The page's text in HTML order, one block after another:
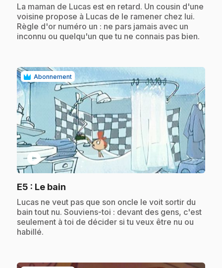
.La maman de Lucas est en retard. Un cousin d'une
voisine propose à Lucas de le ramener chez lui.
Règle d'or numéro un : ne pars jamais avec un
inconnu ou quelqu'un que tu ne connais pas bien.
Abonnement
play_circle
E5 : Le bain
.Lucas ne veut pas que son oncle le voit sortir du
bain tout nu. Souviens-toi : devant des gens, c'est
seulement à toi de décider si tu veux être nu ou
habillé.